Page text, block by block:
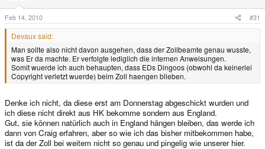
Feb 14, 2010 #31
Devaux said:
Man sollte also nicht davon ausgehen, dass der Zollbeamte genau wusste,
was Er da machte. Er verfolgte lediglich die internen Anweisungen.
Somit wuerde ich auch behaupten, dass EDs Dingoos (obwohl da keinerlei
Copyright verletzt wuerde) beim Zoll haengen blieben.
Denke ich nicht, da diese erst am Donnerstag abgeschickt wurden und
ich diese nicht direkt aus HK bekomme sondern aus England.
Gut, sie können natürlich auch in England hängen bleiben, das werde ich
dann von Craig erfahren, aber so wie ich das bisher mitbekommen habe,
ist da der Zoll bei weitem nicht so genau und pingelig wie unserer hier.